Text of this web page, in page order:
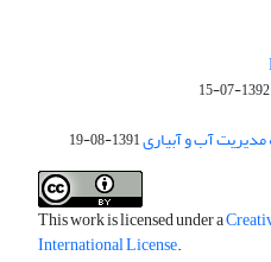
1392-07-15
آب و آبیاری1391-08-19
This work is licensed under a
International License.